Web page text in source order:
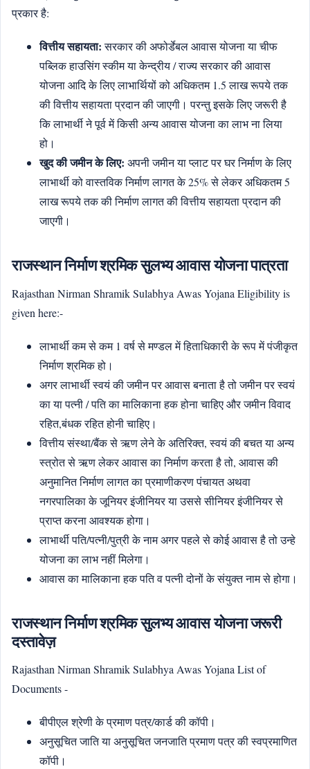
प्रकार है:
वित्तीय सहायता:सरकार की अफोर्डेबल आवास योजना या चीफ
पब्लिक हाउसिंग स्कीम या केन्द्रीय / राज्य सरकार की आवास
योजना आदि के लिए लाभार्थियों को अधिकतम 1.5 लाख रूपये तक
की वित्तीय सहायता प्रदान की जाएगी। परन्तु इसके लिए जरूरी है
कि लाभार्थी ने पूर्व में किसी अन्य आवास योजना का लाभ ना लिया
हो।
खुद की जमीन के लिए: अपनी जमीन या प्लाट पर घर निर्माण के लिए
लाभार्थी को वास्तविक निर्माण लागत के 25% से लेकर अधिकतम 5
लाख रूपये तक की निर्माण लागत की वित्तीय सहायता प्रदान की
जाएगी।
राजस्थान निर्माण श्रमिक सुलभ्य आवास योजना पात्रता
Rajasthan Nirman Shramik Sulabhya Awas Yojana Eligibility is
given here:-
लाभार्थी कम से कम 1 वर्ष से मण्डल में हिताधिकारी के रूप में पंजीकृत
निर्माण श्रमिक हो।
अगर लाभार्थी स्वयं की जमीन पर आवास बनाता है तो जमीन पर स्वयं
का या पत्नी / पति का मालिकाना हक होना चाहिए और जमीन विवाद
रहित,बंधक रहित होनी चाहिए।
वित्तीय संस्था/बैंक से ऋण लेने के अतिरिक्त, स्वयं की बचत या अन्य
स्त्रोत से ऋण लेकर आवास का निर्माण करता है तो, आवास की
अनुमानित निर्माण लागत का प्रमाणीकरण पंचायत अथवा
नगरपालिका के जूनियर इंजीनियर या उससे सीनियर इंजीनियर से
प्राप्त करना आवश्यक होगा।
लाभार्थी पति/पत्नी/पुत्री के नाम अगर पहले से कोई आवास है तो उन्हे
योजना का लाभ नहीं मिलेगा।
आवास का मालिकाना हक पति व पत्नी दोनों के संयुक्त नाम से होगा।
राजस्थान निर्माण श्रमिक सुलभ्य आवास योजना जरूरी
दस्तावेज़
Rajasthan Nirman Shramik Sulabhya Awas Yojana List of
Documents -
बीपीएल श्रेणी के प्रमाण पत्र/कार्ड की कॉपी।
अनुसूचित जाति या अनुसूचित जनजाति प्रमाण पत्र की स्वप्रमाणित
कॉपी।